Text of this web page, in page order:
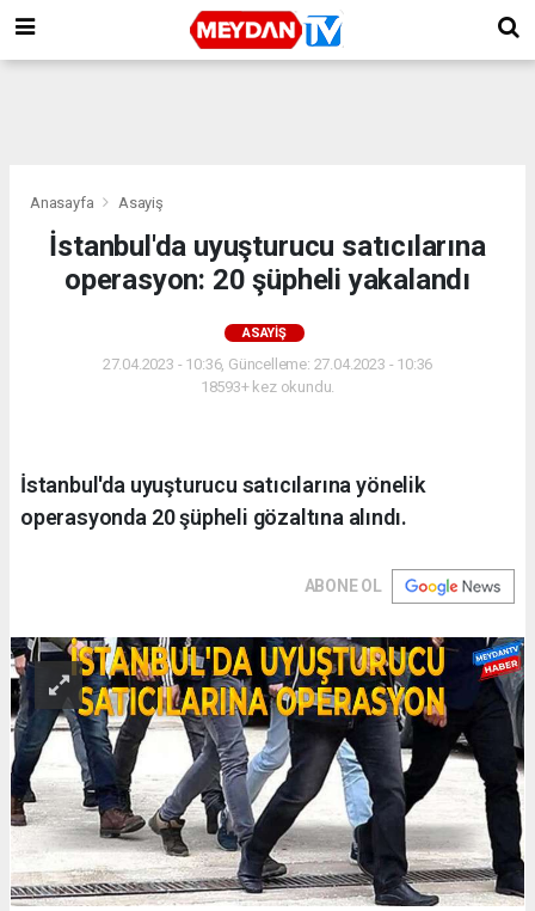
Anasayfa Asayiş
İstanbul'da uyuşturucu satıcılarına
operasyon: 20 şüpheli yakalandı
ASAYIŞ
27.04.2023 - 10:36, Güncelleme: 27.04.2023 - 10:36
18593+ kez okundu.
İstanbul'da uyuşturucu satıcılarına yönelik
operasyonda 20 şüpheli gözaltına alındı.
ABONE OL